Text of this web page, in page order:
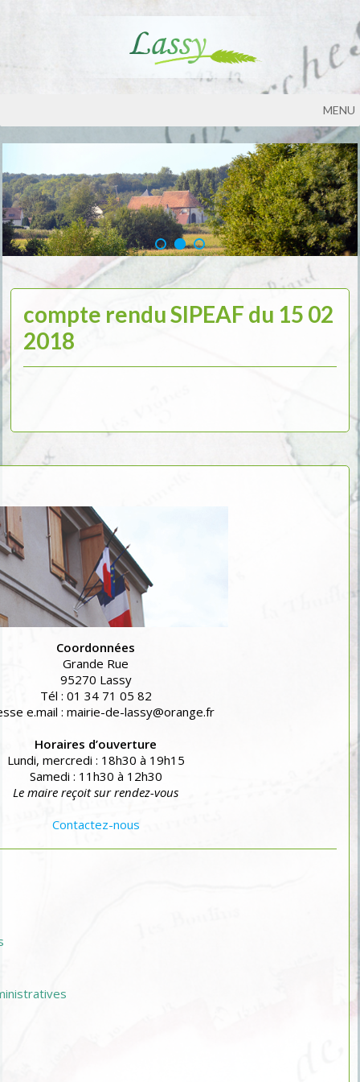
MENU
compte rendu SIPEAF du 15 02
2018
Coordonnées
Grande Rue
95270 Lassy
Tél : 01 34 71 05 82
e.mail : mairie-de-lassy@orange.fr
Horaires d’ouverture
Lundi, mercredi : 18h30 à 19h15
Samedi : 11h30 à 12h30
Le maire reçoit sur rendez-vous
Contactez-nous